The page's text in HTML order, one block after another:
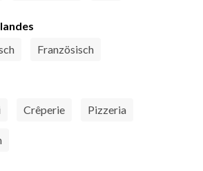
Französisch
Crêperie Pizzeria